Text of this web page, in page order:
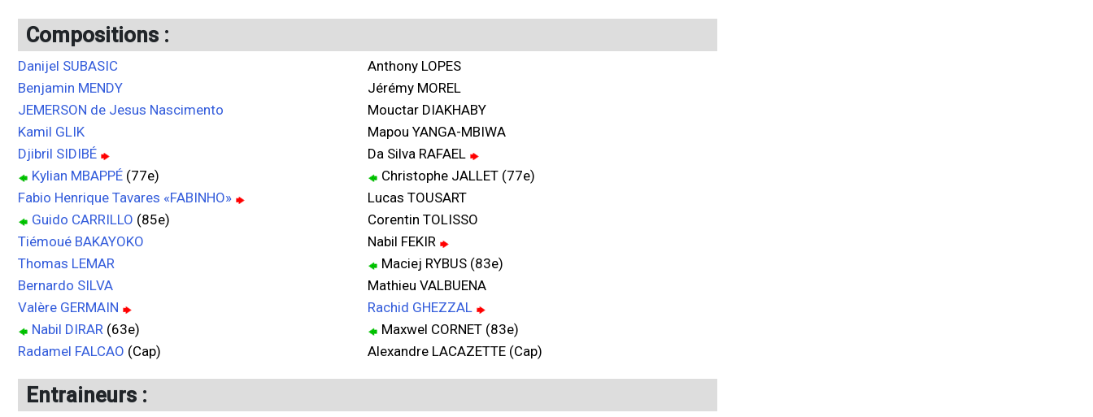
Compositions :
Danijel SUBASIC
Benjamin MENDY
JEMERSON de Jesus Nascimento
Kamil GLIK
Djibril SIDIBÉ
Kylian MBAPPÉ (77e)
Fabio Henrique Tavares «FABINHO»
Guido CARRILLO (85e)
Tiémoué BAKAYOKO
Thomas LEMAR
Bernardo SILVA
Valère GERMAIN
Nabil DIRAR (63e)
Radamel FALCAO (Cap)
Anthony LOPES
Jérémy MOREL
Mouctar DIAKHABY
Mapou YANGA-MBIWA
Da Silva RAFAEL
Christophe JALLET (77e)
Lucas TOUSART
Corentin TOLISSO
Nabil FEKIR
Maciej RYBUS (83e)
Mathieu VALBUENA
Rachid GHEZZAL
Maxwel CORNET (83e)
Alexandre LACAZETTE (Cap)
Entraineurs :